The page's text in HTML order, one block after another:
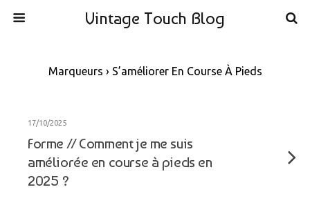
Vintage Touch Blog
Marqueurs › S’améliorer En Course À Pieds
17/10/2025
Forme // Comment je me suis
améliorée en course à pieds en
2025 ?